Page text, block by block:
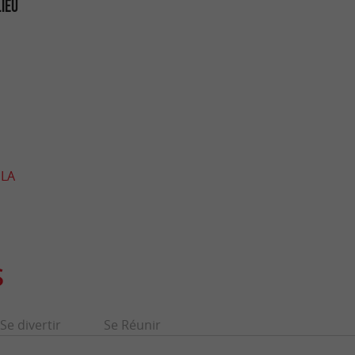
Se divertir Se Réunir